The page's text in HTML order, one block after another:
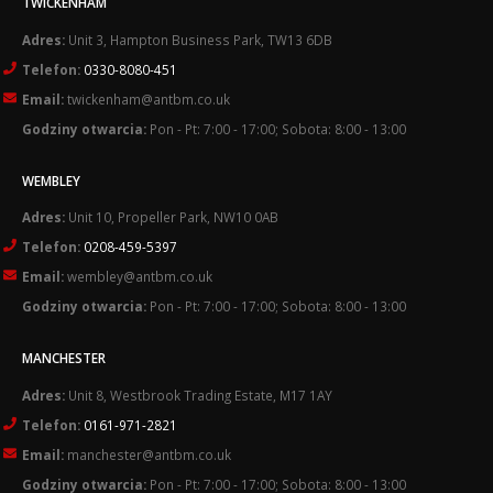
Adres: Unit 3, Hampton Business Park, TW13 6DB
Telefon: 0330-8080-451
Email:twickenham@antbm.co.uk
Godziny otwarcia: Pon - Pt: 7:00 - 17:00; Sobota: 8:00 - 13:00
WEMBLEY
Adres: Unit 10, Propeller Park, NW10 0AB
Telefon: 0208-459-5397
Email:wembley@antbm.co.uk
Godziny otwarcia: Pon - Pt: 7:00 - 17:00; Sobota: 8:00 - 13:00
MANCHESTER
Adres: Unit 8, Westbrook Trading Estate, M17 1AY
Telefon: 0161-971-2821
Email: manchester@antbm.co.uk
Godziny otwarcia: Pon - Pt: 7:00 - 17:00; Sobota: 8:00 - 13:00